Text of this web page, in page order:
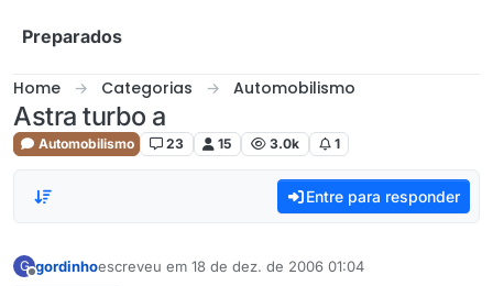
Preparados
Home Categorias Automobilismo
Astra turbo a
Automobilismo 23 15 3.0k 1
Entre para responder
G gordinhoescreveu em 18 de dez. de 2006 01:04
última edição por